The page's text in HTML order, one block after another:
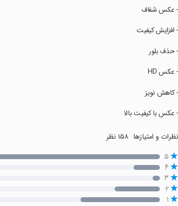
‏- عکس شفاف
‏- افزایش کیفیت
‏- حذف بلور
‏- عکس HD
‏- کاهش نویز
‏- عکس با کیفیت بالا
نظرات و امتیازها
۵
۴
۳
۲
۱